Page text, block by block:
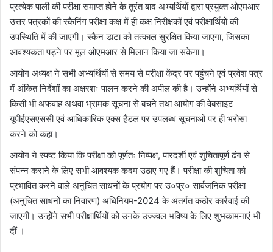
प्रत्येक पाली की परीक्षा समाप्त होने के तुरंत बाद अभ्यर्थियों द्वारा प्रयुक्त ओएमआर
उत्तर पत्रकों की स्कैनिंग परीक्षा कक्ष में ही कक्ष निरीक्षकों एवं परीक्षार्थियों की
उपस्थिति में की जाएगी। स्कैन डाटा को तत्काल सुरक्षित किया जाएगा, जिसका
आवश्यकता पड़ने पर मूल ओएमआर से मिलान किया जा सकेगा।
आयोग अध्यक्ष ने सभी अभ्यर्थियों से समय से परीक्षा केंद्र पर पहुंचने एवं प्रवेश पत्र
में अंकित निर्देशों का अक्षरशः पालन करने की अपील की है। उन्होंने अभ्यर्थियों से
किसी भी अफवाह अथवा भ्रामक सूचना से बचने तथा आयोग की वेबसाइट
यूपीईएसएससी एवं आधिकारिक एक्स हैंडल पर उपलब्ध सूचनाओं पर ही भरोसा
करने को कहा।
आयोग ने स्पष्ट किया कि परीक्षा को पूर्णतः निष्पक्ष, पारदर्शी एवं शुचितापूर्ण ढंग से
संपन्न कराने के लिए सभी आवश्यक कदम उठाए गए हैं। परीक्षा की शुचिता को
प्रभावित करने वाले अनुचित साधनों के प्रयोग पर उ०प्र० सार्वजनिक परीक्षा
(अनुचित साधनों का निवारण) अधिनियम-2024 के अंतर्गत कठोर कार्रवाई की
जाएगी। उन्होंने सभी परीक्षार्थियों को उनके उज्ज्वल भविष्य के लिए शुभकामनाएं भी
दीं ।